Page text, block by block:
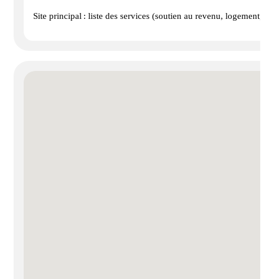
Site principal : liste des services (soutien au revenu,